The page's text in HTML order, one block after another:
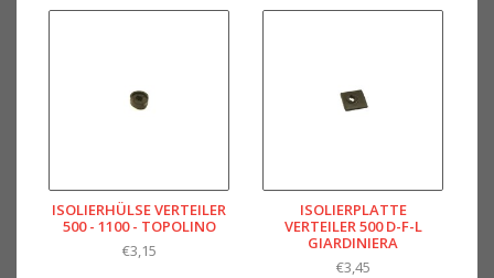
ISOLIERHÜLSE VERTEILER
500 - 1100 - TOPOLINO
€3,15
ISOLIERPLATTE
VERTEILER 500 D-F-L
GIARDINIERA
€3,45